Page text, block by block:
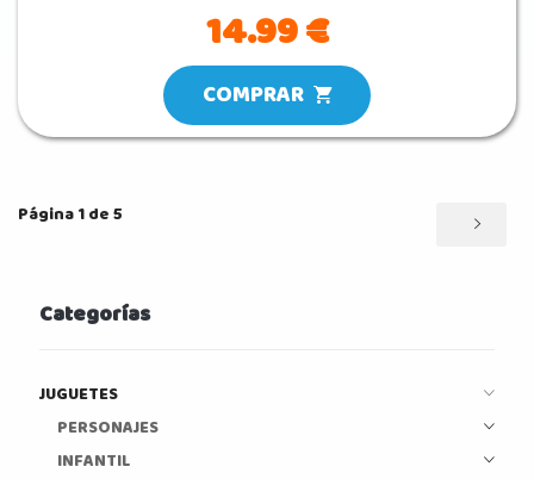
14.99 €
COMPRAR
Página 1 de 5
Categorías
JUGUETES
PERSONAJES
INFANTIL